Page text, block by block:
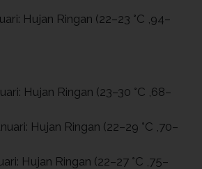
Hujan Ringan (22–23 °C ,94–
Hujan Ringan (23–30 °C ,68–
Hujan Ringan (22–29 °C ,70–
Hujan Ringan (22–27 °C ,75–